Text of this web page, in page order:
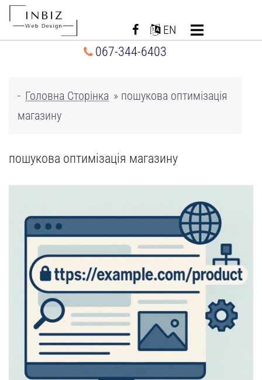
Перейти
EN
067-344-6403
- Головна Сторінка » пошукова оптимізація
магазину
пошукова оптимізація магазину